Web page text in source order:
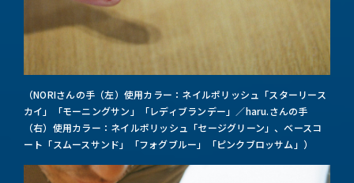
（NORIさんの手（左）使用カラー：ネイルポリッシュ「スターリース
カイ」「モーニングサン」「レディブランデー」／haru.さんの手
（右）使用カラー：ネイルポリッシュ「セージグリーン」、ベースコ
ート「スムースサンド」「フォグブルー」「ピンクブロッサム」）